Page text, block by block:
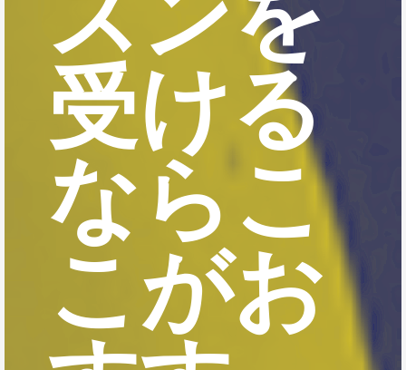
受ける
ならこ
こがお